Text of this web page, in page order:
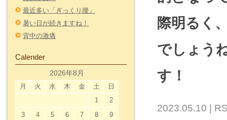
最近多い「ぎっくり腰」
暑い日が続きますね！
背中の激痛
Calender
2026年8月
月 火 水 木 金 土 日
1
2
3
4 5 6 7 8
9
際明るく
でしょう
す！
2023.05.10 |